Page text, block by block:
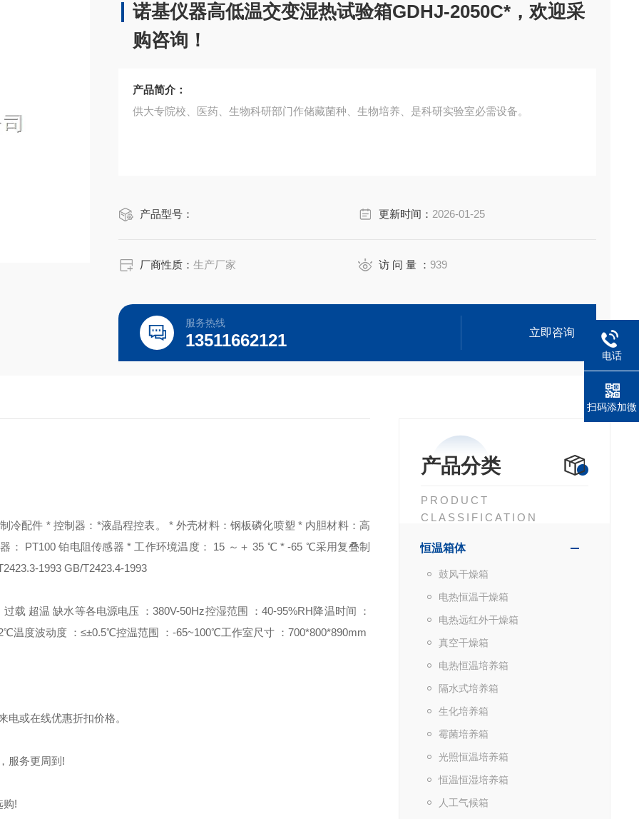
诺基仪器高低温交变湿热试验箱GDHJ-2050C*，欢迎采
购咨询！
产品简介：
供大专院校、医药、生物科研部门作储藏菌种、生物培养、是科研实验室必需设备。
产品型号： 更新时间： 2026-01-25
厂商性质：生产厂家 访 问 量 ： 939
服务热线
13511662121 立即咨询
产品分类
PRODUCT
CLASSIFICATION
恒温箱体
鼓风干燥箱
电热恒温干燥箱
电热远红外干燥箱
真空干燥箱
电热恒温培养箱
隔水式培养箱
生化培养箱
霉菌培养箱
光照恒温培养箱
恒温恒湿培养箱
人工气候箱
冷配件 * 控制器：*液晶程控表。 * 外壳材料：钢板磷化喷塑 * 内胆材料：高
： PT100 铂电阻传感器 * 工作环境温度： 15 ～＋ 35 ℃ * -65 ℃采用复叠制
1993 GB/T2423.4-1993
载 超温 缺水等各电源电压 ：380V-50Hz控湿范围 ：40-95%RH降温时间 ：
温度波动度 ：≤±0.5℃控温范围 ：-65~100℃工作室尺寸 ：700*800*890mm
或在线优惠折扣价格。
服务更周到!
购!
电话
扫码添加微
信